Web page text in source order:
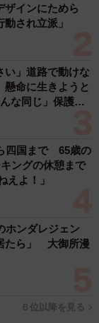
良かった（山根さ
して寝るのが好
たが、ナツがい
るようにな
になったんで
インにためら
され立派」
い」道路で動けな
命に生きようと
な同じ」保護団
四国まで 65歳の
ングの休憩まで
よ！」
ホンダレジェン
たら」 大御所漫
６位以降を見る